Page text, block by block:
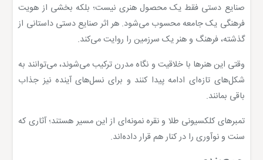
صنایع دستی فقط یک محصول هنری نیست؛ بلکه بخشی از هویت
فرهنگی یک جامعه محسوب می‌شود. هر اثر صنایع دستی داستانی از
گذشته، فرهنگ و هنر یک سرزمین را روایت می‌کند.
وقتی این هنرها با خلاقیت و نگاه مدرن ترکیب می‌شوند، می‌توانند به
شکل‌های تازه‌ای ادامه پیدا کنند و برای نسل‌های آینده نیز جذاب
باقی بمانند.
تمبرهای کلکسیونی طلا و نقره نمونه‌ای از این مسیر هستند؛ آثاری که
سنت و نوآوری را در کنار هم قرار داده‌اند.